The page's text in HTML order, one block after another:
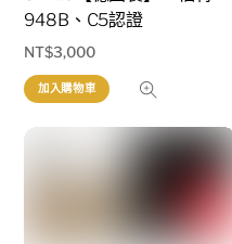
948B、C5認證
NT$3,000
加入購物車